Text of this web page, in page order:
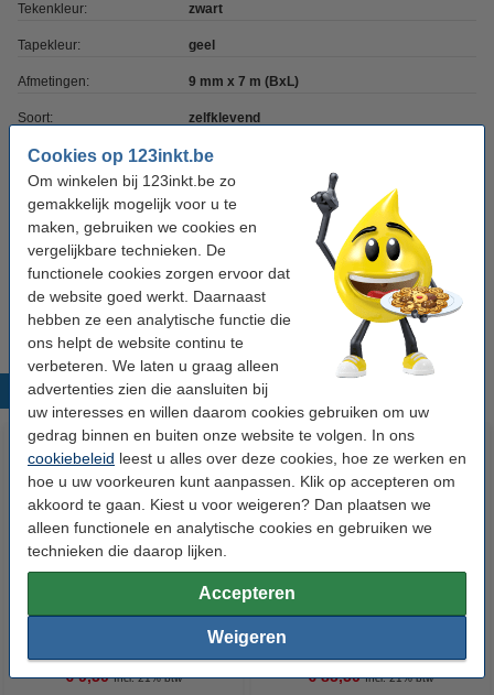
Cookies op 123inkt.be
Om winkelen bij 123inkt.be zo
gemakkelijk mogelijk voor u te
maken, gebruiken we cookies en
vergelijkbare technieken. De
functionele cookies zorgen ervoor dat
de website goed werkt. Daarnaast
hebben ze een analytische functie die
ons helpt de website continu te
verbeteren. We laten u graag alleen
advertenties zien die aansluiten bij
uw interesses en willen daarom cookies gebruiken om uw
gedrag binnen en buiten onze website te volgen. In ons
cookiebeleid leest u alles over deze cookies, hoe ze werken en
hoe u uw voorkeuren kunt aanpassen. Klik op accepteren om
akkoord te gaan. Kiest u voor weigeren? Dan plaatsen we
alleen functionele en analytische cookies en gebruiken we
technieken die daarop lijken.
Accepteren
Weigeren
Tekenkleur: zwart
Tapekleur: geel
Afmetingen: 9 mm x 7 m (BxL)
Soort: zelfklevend
Fabrieksnr: S0720730
Ons artikelnr: 650576
Nummer: 40918
Wij adviseren u om deze tape i.p.v. de originele tape te nemen.
Populaire producten
Dymo S0720680 / 40913 tape
€ 9,50 Incl. 21% btw
wit 9 mm (123inkt huismerk)
€ 85,50 Incl. 21% btw